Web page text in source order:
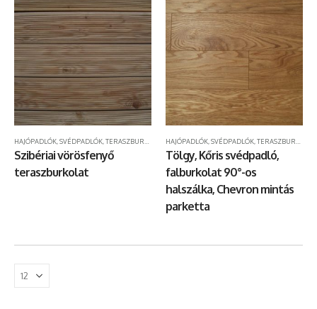
Szibériai vörösfenyő
teraszburkolat
Tölgy, Kőris svédpadló,
falburkolat 90°-os
halszálka, Chevron mintás
parketta